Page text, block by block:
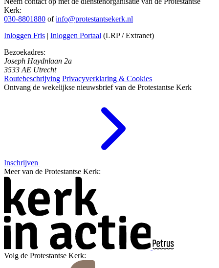
Kerk:
030-8801880 ofinfo@protestantsekerk.nl
Inloggen Fris | Inloggen Portaal (LRP / Extranet)
Bezoekadres:
Joseph Haydnlaan 2a
3533 AE Utrecht
Routebeschrijving Privacyverklaring & Cookies
Ontvang de wekelijkse nieuwsbrief van de Protestantse Kerk
Inschrijven
Meer van de Protestantse Kerk:
Volg de Protestantse Kerk: